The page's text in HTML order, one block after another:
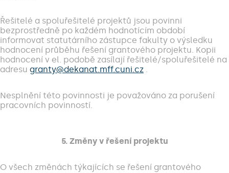
Řešitelé a spoluřešitelé projektů jsou povinni
bezprostředně po každém hodnotícím období
informovat statutárního zástupce fakulty o výsledku
hodnocení průběhu řešení grantového projektu. Kopii
hodnocení v el. podobě zasílají řešitelé/spoluřešitelé na
adresu granty@dekanat.mff.cuni.cz .
Nesplnění této povinnosti je považováno za porušení
pracovních povinností.
5. Změny v řešení projektu
O všech změnách týkajících se řešení grantového